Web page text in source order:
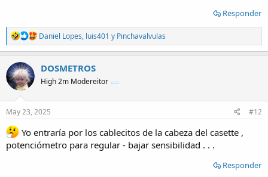
Responder
R
e
a
c
n
s
Daniel Lopes, luis401 y Pinchavalvulas
DOSMETROS
High 2m Modereitor
May 23, 2025 #12
Yo entraría por los cablecitos de la cabeza del casette ,
potenciómetro para regular - bajar sensibilidad . . .
Responder